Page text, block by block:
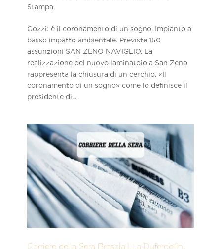
Stampa
Gozzi: è il coronamento di un sogno. Impianto a
basso impatto ambientale. Previste 150
assunzioni SAN ZENO NAVIGLIO. La
realizzazione del nuovo laminatoio a San Zeno
rappresenta la chiusura di un cerchio. «Il
coronamento di un sogno» come lo definisce il
presidente di...
Corriere della Sera Brescia | La Duferdofin-